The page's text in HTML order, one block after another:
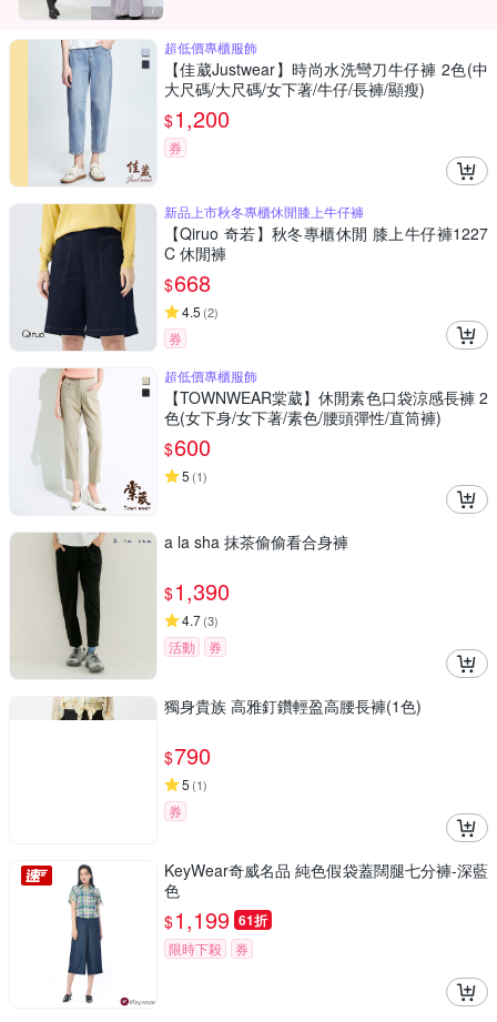
超低價專櫃服飾
【佳葳Justwear】時尚水洗彎刀牛仔褲 2色(中
大尺碼/大尺碼/女下著/牛仔/長褲/顯瘦)
$1,200
券
新品上市秋冬專櫃休閒膝上牛仔褲
【Qiruo 奇若】秋冬專櫃休閒 膝上牛仔褲1227
C 休閒褲
$668
4.5 (2)
券
超低價專櫃服飾
【TOWNWEAR棠葳】休閒素色口袋涼感長褲 2
色(女下身/女下著/素色/腰頭彈性/直筒褲)
$600
5 (1)
a la sha 抹茶偷偷看合身褲
$1,390
4.7(3)
活動 券
獨身貴族 高雅釘鑽輕盈高腰長褲(1色)
$790
5 (1)
券
KeyWear奇威名品 純色假袋蓋闊腿七分褲-深藍
色
$1,199 61折
限時下殺 券